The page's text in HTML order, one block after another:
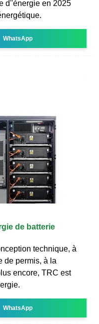
d''énergie en 2025
WhatsApp
de batterie
technique, à
de permis, à la
encore, TRC est
WhatsApp